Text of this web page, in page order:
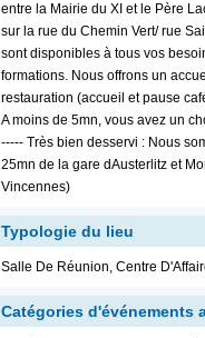
entre la Mairie du XI et le Père
sur la rue du Chemin Vert/ rue
sont disponibles à tous vos
formations. Nous offrons un
restauration (accueil et pause
A moins de 5mn, vous avez un
----- Très bien desservi : Nous
25mn de la gare dAusterlitz et
Vincennes)
Typologie du lieu
Salle De Réunion, Centre
Catégories d'événements